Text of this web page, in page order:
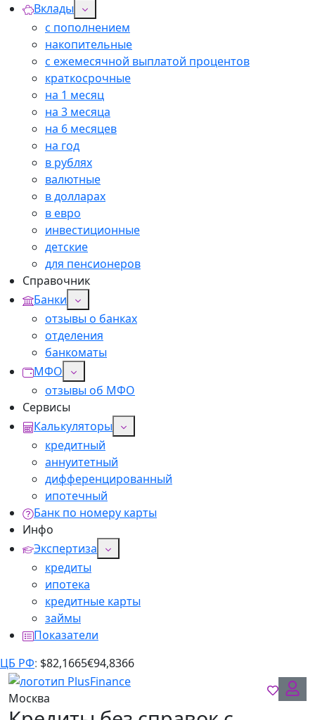
Вклады
с пополнением
накопительные
с ежемесячной выплатой процентов
краткосрочные
на 1 месяц
на 3 месяца
на 6 месяцев
на год
в рублях
валютные
в долларах
в евро
инвестиционные
детские
для пенсионеров
Справочник
Банки
отзывы о банках
отделения
банкоматы
МФО
отзывы об МФО
Сервисы
Калькуляторы
кредитный
аннуитетный
дифференцированный
ипотечный
Банк по номеру карты
Инфо
Экспертиза
кредиты
ипотека
кредитные карты
займы
Показатели
ЦБ РФ: $82,1665€94,8366
Москва